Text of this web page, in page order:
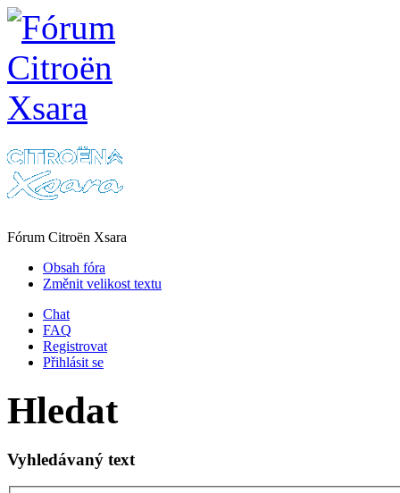
Fórum Citroën Xsara
Obsah fóra
Změnit velikost textu
Chat
FAQ
Registrovat
Přihlásit se
Hledat
Vyhledávaný text